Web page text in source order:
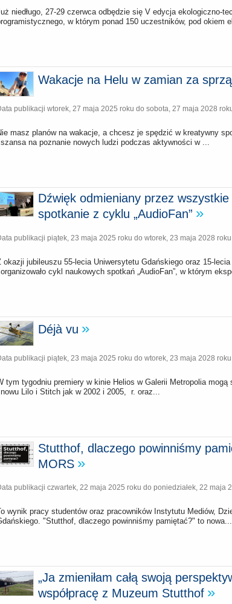
niedługo, 27-29 czerwca odbędzie się V edycja ekologiczno-
w którym ponad 150 uczestników, pod okiem
Wakacje na Helu w zamian za
publikacji wtorek, 27 maja 2025 roku do sobota, 27 maja 2028
masz planów na wakacje, a chcesz je spędzić w kreatywny
na poznanie nowych ludzi podczas aktywności w ...
Dźwięk odmieniany przez
spotkanie z cyklu „AudioFan”
publikacji piątek, 23 maja 2025 roku do wtorek, 23 maja 2028 roku
okazji jubileuszu 55-lecia Uniwersytetu Gdańskiego oraz 15-
cykl naukowych spotkań „AudioFan”, w którym
Déjà vu
publikacji piątek, 23 maja 2025 roku do wtorek, 23 maja 2028 roku
tym tygodniu premiery w kinie Helios w Galerii Metropolia
Lilo i Stitch jak w 2002 i 2005, r. oraz...
Stutthof, dlaczego powinniśmy
MORS
publikacji czwartek, 22 maja 2025 roku do poniedziałek, 22 maja
wynik pracy studentów oraz pracowników Instytutu Mediów,
"Stutthof, dlaczego powinniśmy pamiętać?" to nowa...
„Ja zmieniłam całą swoją
współpracę z Muzeum Stutthof